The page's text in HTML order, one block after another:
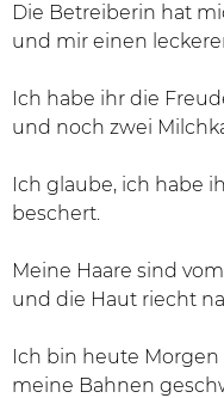
Die Betreiberin hat
und mir einen
Ich habe ihr die
und noch zwei
Ich glaube, ich habe
beschert.
Meine Haare sind
und die Haut riecht
Ich bin heute Morgen
meine Bahnen